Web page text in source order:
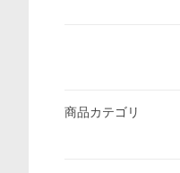
商品カテゴリ